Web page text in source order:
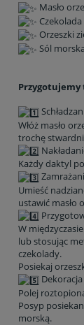
Masło
Orzeszki
Sól morska
Przygotujemy
Włóż masło
trochę
Każdy daktyl
Umieść
ustawić masło
W
lub stosując
czekolady.
Posiekaj
Polej
Posyp
morską.